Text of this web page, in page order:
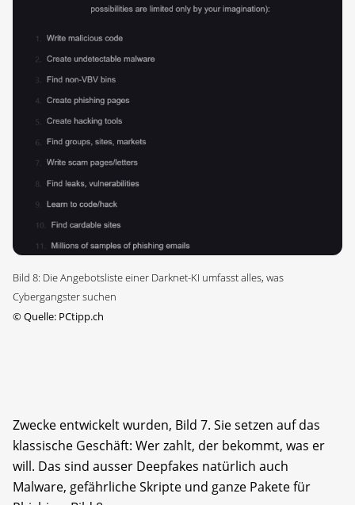
Bild 8: Die Angebotsliste einer Darknet-KI umfasst alles, was
Cybergangster suchen
©Quelle: PCtipp.ch
Zwecke entwickelt wurden, Bild 7. Sie setzen auf das
klassische Geschäft: Wer zahlt, der bekommt, was er
will. Das sind ausser Deepfakes natürlich auch
Malware, gefährliche Skripte und ganze Pakete für